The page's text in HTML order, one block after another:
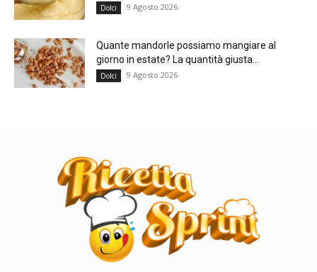
Dolci 9 Agosto 2026
Quante mandorle possiamo mangiare al
giorno in estate? La quantità giusta...
Dolci 9 Agosto 2026